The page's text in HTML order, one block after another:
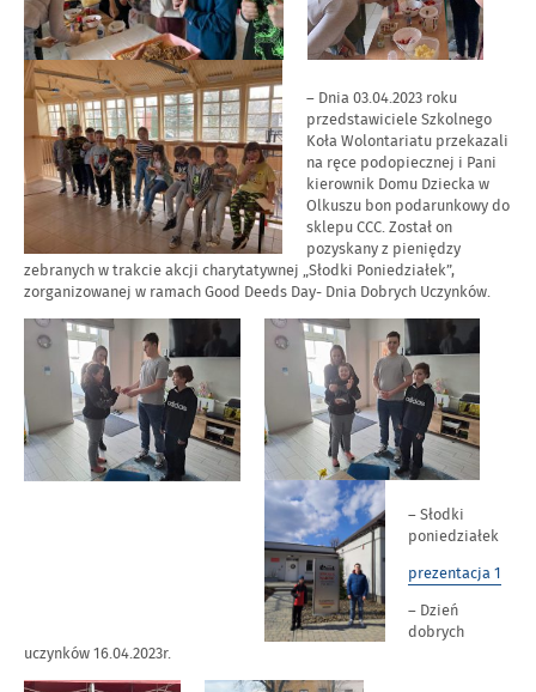
– Dnia 03.04.2023 roku
przedstawiciele Szkolnego
Koła Wolontariatu przekazali
na ręce podopiecznej i Pani
kierownik Domu Dziecka w
Olkuszu bon podarunkowy do
sklepu CCC. Został on
pozyskany z pieniędzy
zebranych w trakcie akcji charytatywnej „Słodki Poniedziałek”,
zorganizowanej w ramach Good Deeds Day- Dnia Dobrych Uczynków.
– Słodki
poniedziałek
prezentacja 1
– Dzień
dobrych
uczynków 16.04.2023r.